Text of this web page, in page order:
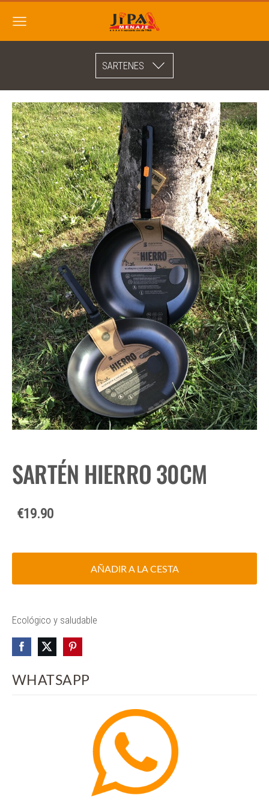
SARTENES
WHATSAPP
SARTÉN HIERRO 30CM
€19.90
AÑADIR A LA CESTA
Ecológico y saludable